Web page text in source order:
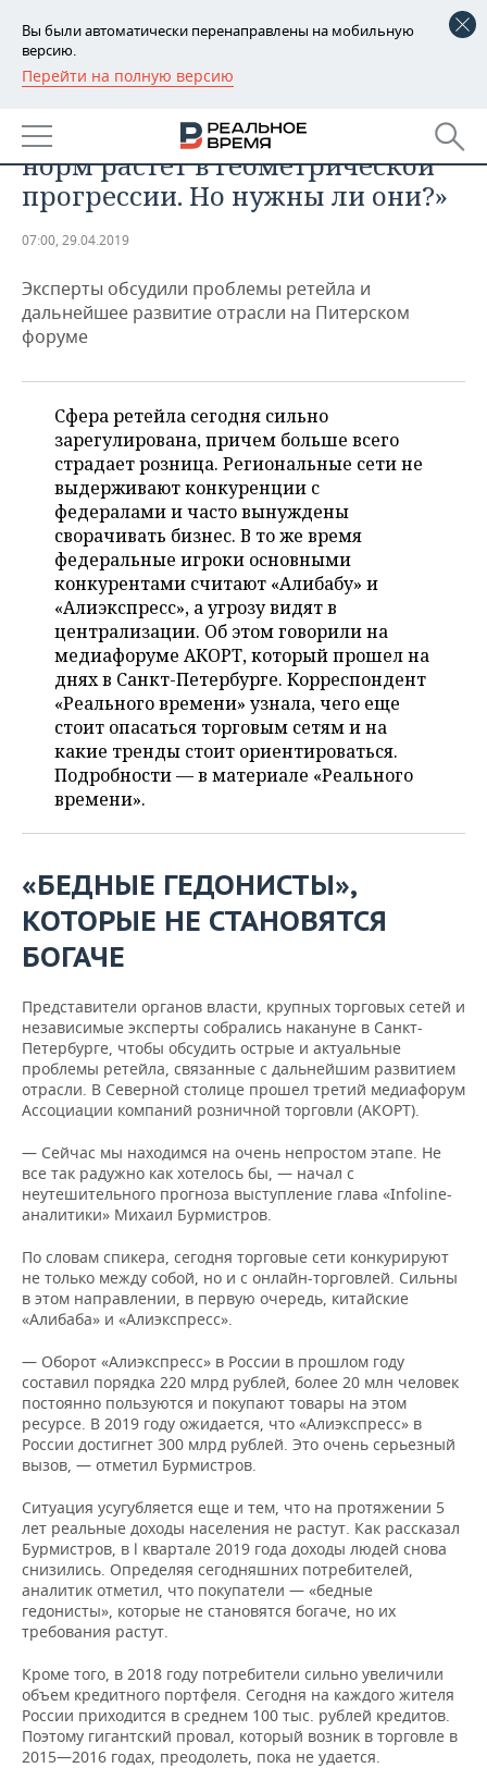
Вы были автоматически перенаправлены на мобильную
версию.
Перейти на полную версию
РЕГИОНЫ
БАШКОРТОСТАН
ТАТАРСТАН
НОВОСТИ
АНАЛИТИКА
ДЕКЛАРАЦИИ О ДОХОДАХ
КОРОЛИ ГОСЗАКАЗА ПФО
ВУЗЫ ТАТАРСТАНА
КОМУ ПРИНАДЛЕЖАТ
ТОРГОВЫЕ ЦЕНТРЫ
ТАТАРСТАНА
НОВОСТИ ЭКОНОМИКИ
ФИНАНСЫ
БАНКИ
БЮДЖЕТ
ИНВЕСТИЦИИ
ПРОМЫШЛЕННОСТЬ
НОВОСТИ
ПРОМЫШЛЕННОСТИ
МАШИНОСТРОЕНИЕ
НЕФТЕХИМИЯ
НЕФТЬ
ОПК
ЭНЕРГЕТИКА
НЕДВИЖИМОСТЬ
НОВОСТИ НЕДВИЖИМОСТИ
АВТО
НОВОСТИ АВТО
БИЗНЕС
НОВОСТИ БИЗНЕСА
РОЗНИЧНАЯ ТОРГОВЛЯ
ТРАНСПОРТ
УСЛУГИ
ТЕХНОЛОГИИ
НОВОСТИ ТЕХНОЛОГИЙ
МЕДИА
ТЕЛЕКОММУНИКАЦИИ
МЕРОПРИЯТИЯ
НОВОСТИ МЕРОПРИЯТИЙ
ВЫЕЗДНАЯ РЕДАКЦИЯ
БИЗНЕС-БРАНЧИ
ONLINE-КОНФЕРЕНЦИИ
ОТКРЫТАЯ ЛЕКЦИЯ
СПОРТ
НОВОСТИ СПОРТА
ФУТБОЛ
ХОККЕЙ
БАСКЕТБОЛ
ВОЛЕЙБОЛ
КИБЕРСПОРТ
ФИГУРНОЕ КАТАНИЕ
ХОККЕЙ С МЯЧОМ
ОБЩЕСТВО
НОВОСТИ ОБЩЕСТВА
ВЛАСТЬ
ИНФРАСТРУКТУРА
ИСТОРИЯ
КУЛЬТУРА
МЕДИЦИНА
ПРОИСШЕСТВИЯ
ФОТОГАЛЕРЕЯ
СЮЖЕТЫ
СПРАВОЧНИК
СПИСОК ПЕРСОН
СПИСОК КОМПАНИЙ
ПОЛНАЯ ВЕРСИЯ
«Количество законодательных
норм растет в геометрической
прогрессии. Но нужны ли они?»
07:00, 29.04.2019
Эксперты обсудили проблемы ретейла и
дальнейшее развитие отрасли на Питерском
форуме
Сфера ретейла сегодня сильно
зарегулирована, причем больше всего
страдает розница. Региональные сети не
выдерживают конкуренции с
федералами и часто вынуждены
сворачивать бизнес. В то же время
федеральные игроки основными
конкурентами считают «Алибабу» и
«Алиэкспресс», а угрозу видят в
централизации. Об этом говорили на
медиафоруме АКОРТ, который прошел на
днях в Санкт-Петербурге. Корреспондент
«Реального времени» узнала, чего еще
стоит опасаться торговым сетям и на
какие тренды стоит ориентироваться.
Подробности — в материале «Реального
времени».
«БЕДНЫЕ ГЕДОНИСТЫ»,
КОТОРЫЕ НЕ СТАНОВЯТСЯ
БОГАЧЕ
Представители органов власти, крупных торговых сетей и
независимые эксперты собрались накануне в Санкт-
Петербурге, чтобы обсудить острые и актуальные
проблемы ретейла, связанные с дальнейшим развитием
отрасли. В Северной столице прошел третий медиафорум
Ассоциации компаний розничной торговли (АКОРТ).
— Сейчас мы находимся на очень непростом этапе. Не
все так радужно как хотелось бы, — начал с
неутешительного прогноза выступление глава «Infoline-
аналитики» Михаил Бурмистров.
По словам спикера, сегодня торговые сети конкурируют
не только между собой, но и с онлайн-торговлей. Сильны
в этом направлении, в первую очередь, китайские
«Алибаба» и «Алиэкспресс».
— Оборот «Алиэкспресс» в России в прошлом году
составил порядка 220 млрд рублей, более 20 млн человек
постоянно пользуются и покупают товары на этом
ресурсе. В 2019 году ожидается, что «Алиэкспресс» в
России достигнет 300 млрд рублей. Это очень серьезный
вызов, — отметил Бурмистров.
Ситуация усугубляется еще и тем, что на протяжении 5
лет реальные доходы населения не растут. Как рассказал
Бурмистров, в l квартале 2019 года доходы людей снова
снизились. Определяя сегодняшних потребителей,
аналитик отметил, что покупатели — «бедные
гедонисты», которые не становятся богаче, но их
требования растут.
Кроме того, в 2018 году потребители сильно увеличили
объем кредитного портфеля. Сегодня на каждого жителя
России приходится в среднем 100 тыс. рублей кредитов.
Поэтому гигантский провал, который возник в торговле в
2015—2016 годах, преодолеть, пока не удается.